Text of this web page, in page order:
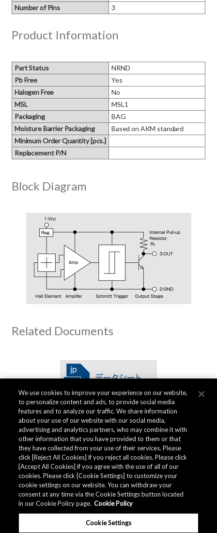
Number of Pins
3
Product Information
Part Status
NRND
Pb Free
Yes
Halogen Free
No
MSL
MSL1
Packaging
BAG
Moisture Barrier Packaging
Based on AKM standard
Minimum Order Quantity [pcs.]
Replacement P/N
Block Diagram
Related Documents
品質データ
AKM グループでは品質データを用意しています。
ダウンロード
We use cookies to improve your experience on our website,
to personalize content and ads, to provide social media
features and to analyze our traffic. We share information
about your use of our website with our social media,
advertising and analytics partners, who may combine it with
other information that you have provided to them or that
they have collected from your use of their services. Please
click [Reject All Cookies] if you reject all cookies. Please click
[Accept All Cookies] if you agree with the use of all of our
cookies. Please click [Cookie Settings] to customize your
cookie settings on our website. You can withdraw your
consent at any time via the Cookie Settings button located
in our Cookie Policy page. Cookie Policy
Cookie Settings